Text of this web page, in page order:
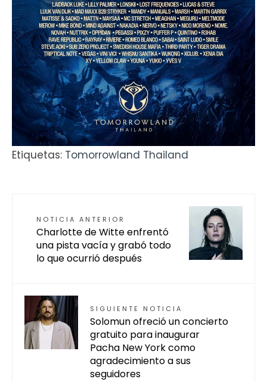
Etiquetas: Tomorrowland Thailand
NOTICIA ANTERIOR
Charlotte de Witte enfrentó
una pista vacía y grabó todo
lo que ocurrió después
SIGUIENTE NOTICIA
Solomun ofreció un concierto
gratuito para inaugurar
Pacha New York como
agradecimiento a sus
seguidores